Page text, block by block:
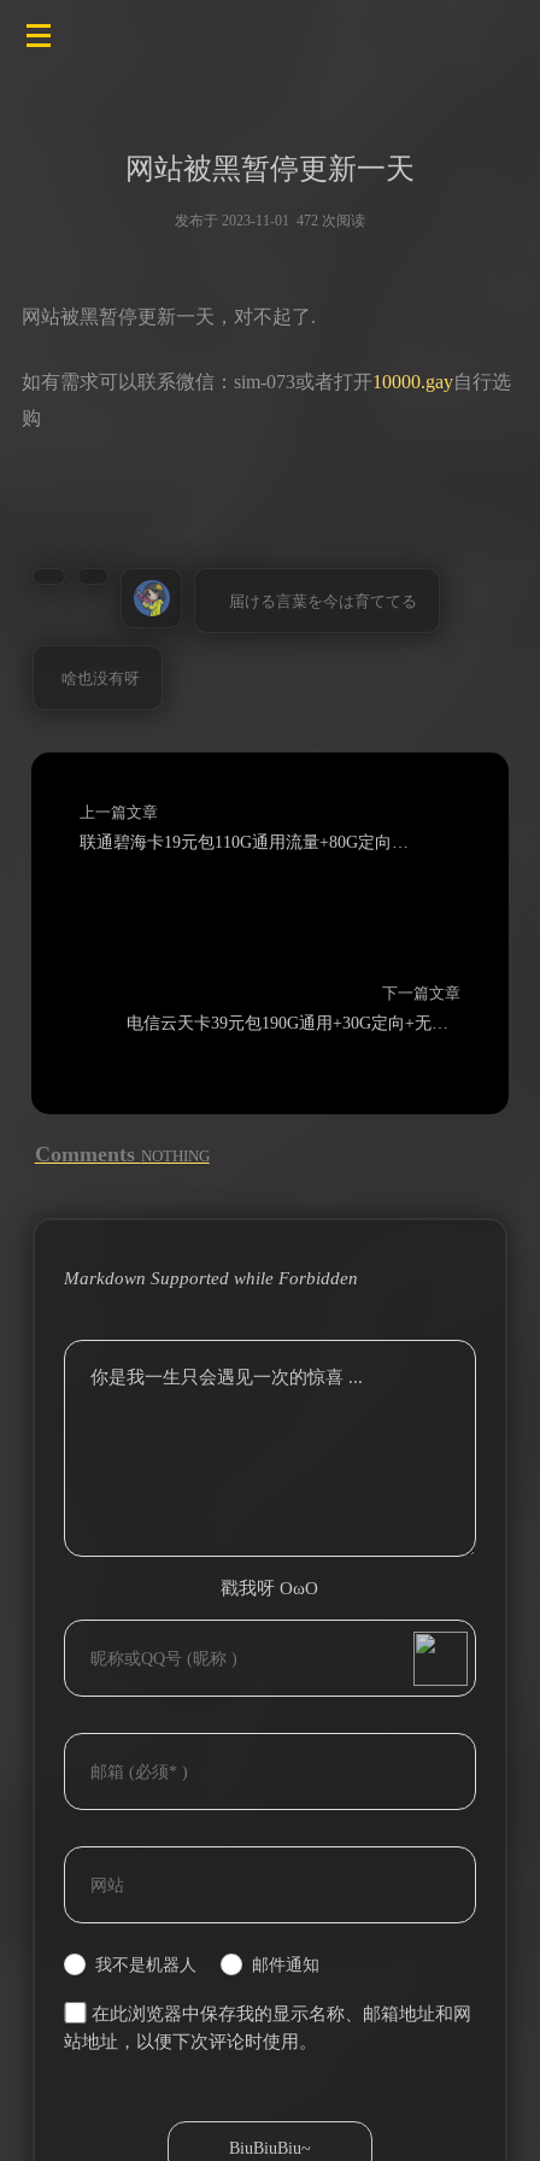
网站被黑暂停更新一天
发布于 2023-11-01 472 次阅读
网站被黑暂停更新一天，对不起了.
如有需求可以联系微信：sim-073或者打开10000.gay自行选
购
届ける言葉を今は育ててる
啥也没有呀
上一篇文章
联通碧海卡19元包110G通用流量+80G定向流量+100分钟通话
下一篇文章
电信云天卡39元包190G通用+30G定向+无主叫语音功能
Comments NOTHING
Markdown Supported while Forbidden
你是我一生只会遇见一次的惊喜 ...
戳我呀 OωO
Tieba
我不是机器人 邮件通知
在此浏览器中保存我的显示名称、邮箱地址和网
站地址，以便下次评论时使用。